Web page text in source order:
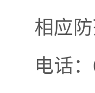
相应
电话：